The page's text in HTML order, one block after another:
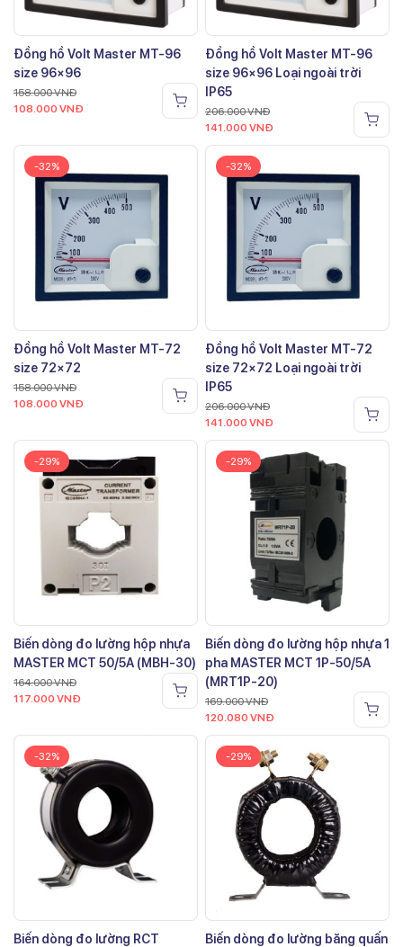
Đồng hồ Volt Master MT-96
size 96×96
158.000VNĐ
108.000 VNĐ
Đồng hồ Volt Master MT-96
size 96×96 Loại ngoài trời
IP65
206.000VNĐ
141.000 VNĐ
-32%
Đồng hồ Volt Master MT-72
size 72×72
158.000VNĐ
108.000 VNĐ
-32%
Đồng hồ Volt Master MT-72
size 72×72 Loại ngoài trời
IP65
206.000VNĐ
141.000 VNĐ
-29%
Biến dòng đo lường hộp nhựa
MASTER MCT 50/5A (MBH-30)
164.000VNĐ
117.000 VNĐ
-29%
Biến dòng đo lường hộp nhựa 1
pha MASTER MCT 1P-50/5A
(MRT1P-20)
169.000VNĐ
120.080 VNĐ
-32%
Biến dòng đo lường RCT
-29%
Biến dòng đo lường băng quấn